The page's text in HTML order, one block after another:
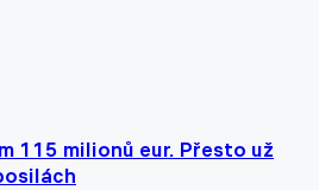
115 milionů eur. Přesto už